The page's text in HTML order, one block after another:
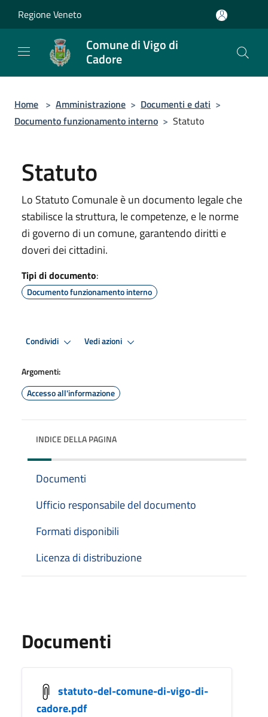
Regione Veneto
Comune di Vigo di
Cadore
Home > Amministrazione > Documenti e dati >
Documento funzionamento interno > Statuto
Statuto
Lo Statuto Comunale è un documento legale che
stabilisce la struttura, le competenze, e le norme
di governo di un comune, garantendo diritti e
doveri dei cittadini.
Tipi di documento:
Documento funzionamento interno
Condividi Vedi azioni
Argomenti:
Accesso all'informazione
INDICE DELLA PAGINA
Documenti
Ufficio responsabile del documento
Formati disponibili
Licenza di distribuzione
Documenti
statuto-del-comune-di-vigo-di-
cadore.pdf